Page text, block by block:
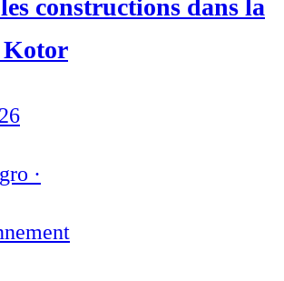
constructions dans la
Kotor
·